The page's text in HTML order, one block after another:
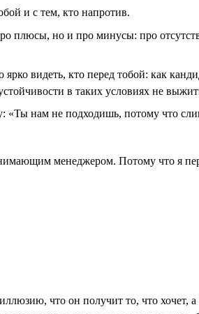
и с тем, кто напротив.
плюсы, но и про минусы: про
видеть, кто перед тобой: как
в таких условиях не
«Ты нам не подходишь, потому что
менеджером. Потому что я
что он получит то, что